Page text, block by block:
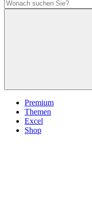
Premium
Themen
Excel
Shop